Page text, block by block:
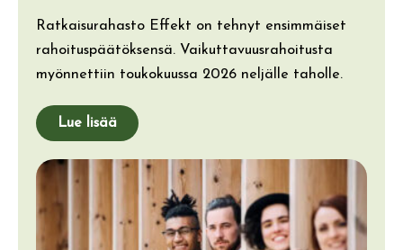
Ratkaisurahasto Effekt on tehnyt ensimmäiset
rahoituspäätöksensä. Vaikuttavuusrahoitusta
myönnettiin toukokuussa 2026 neljälle taholle.
Lue lisää